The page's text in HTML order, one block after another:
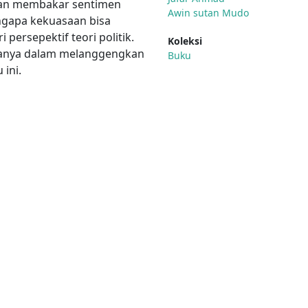
membakar sentimen
kekuasaan bisa
persepektif teori politik.
dalam melanggengkan
ini.
Awin sutan Mudo
Koleksi
Buku